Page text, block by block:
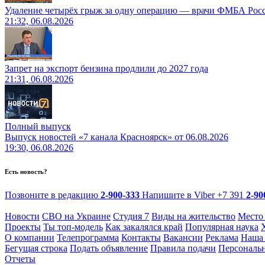
Удаление четырёх грыж за одну операцию — врачи ФМБА
21:32, 06.08.2026
Запрет на экспорт бензина продлили до 2027 года
21:31, 06.08.2026
Полный выпуск
Выпуск новостей «7 канала Красноярск» от 06.08.2026
19:30, 06.08.2026
Есть новость?
Позвоните в редакцию 2-900-333 Напишите в Viber +7 391 2-
Новости СВО на Украине Студия 7 Виды на жительство
Проекты Ты топ-модель Как закалялся край Популярная наука
О компании Телепрограмма Контакты Вакансии Реклама Наша
Бегущая строка Подать объявление Правила подачи
Отчеты